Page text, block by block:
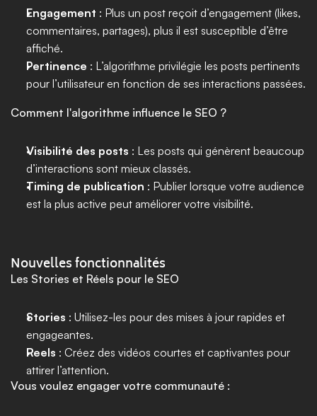
Engagement : Plus un post reçoit d’engagement (likes,
commentaires, partages), plus il est susceptible d’être
affiché.
Pertinence : L’algorithme privilégie les posts pertinents
pour l’utilisateur en fonction de ses interactions passées.
Comment l'algorithme influence le SEO ?
Visibilité des posts : Les posts qui génèrent beaucoup
d’interactions sont mieux classés.
Timing de publication : Publier lorsque votre audience
est la plus active peut améliorer votre visibilité.
Nouvelles fonctionnalités
Les Stories et Réels pour le SEO
Stories : Utilisez-les pour des mises à jour rapides et
engageantes.
Reels : Créez des vidéos courtes et captivantes pour
attirer l’attention.
Vous voulez engager votre communauté :